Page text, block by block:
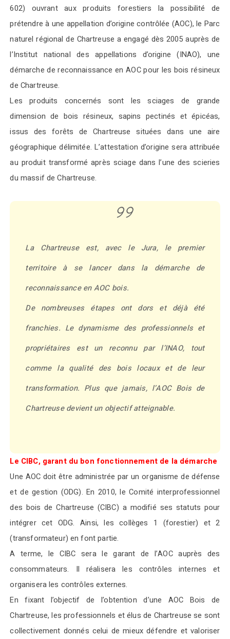
602) ouvrant aux produits forestiers la possibilité de
prétendre à une appellation d’origine contrôlée (AOC), le Parc
naturel régional de Chartreuse a engagé dès 2005 auprès de
l’Institut national des appellations d’origine (INAO), une
démarche de reconnaissance en AOC pour les bois résineux
de Chartreuse.
Les produits concernés sont les sciages de grande
dimension de bois résineux, sapins pectinés et épicéas,
issus des forêts de Chartreuse situées dans une aire
géographique délimitée. L’attestation d’origine sera attribuée
au produit transformé après sciage dans l’une des scieries
du massif de Chartreuse.
La Chartreuse est, avec le Jura, le premier
territoire à se lancer dans la démarche de
reconnaissance en AOC bois.
De nombreuses étapes ont dors et déjà été
franchies. Le dynamisme des professionnels et
propriétaires est un reconnu par l’INAO, tout
comme la qualité des bois locaux et de leur
transformation. Plus que jamais, l’AOC Bois de
Chartreuse devient un objectif atteignable.
Le CIBC, garant du bon fonctionnement de la démarche
Une AOC doit être administrée par un organisme de défense
et de gestion (ODG). En 2010, le Comité interprofessionnel
des bois de Chartreuse (CIBC) a modifié ses statuts pour
intégrer cet ODG. Ainsi, les collèges 1 (forestier) et 2
(transformateur) en font partie.
A terme, le CIBC sera le garant de l’AOC auprès des
consommateurs. Il réalisera les contrôles internes et
organisera les contrôles externes.
En fixant l’objectif de l’obtention d’une AOC Bois de
Chartreuse, les professionnels et élus de Chartreuse se sont
collectivement donnés celui de mieux défendre et valoriser